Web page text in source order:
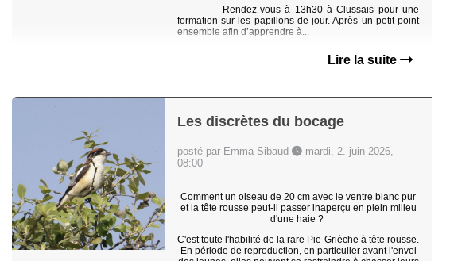
- Rendez-vous à 13h30 à Clussais pour une
formation sur les papillons de jour. Après un petit point
ensemble afin d’apprendre à...
Lire la suite
Les discrètes du bocage
posté par Emma Sibaud
mardi, 2. juin 2026,
08:00
Comment un oiseau de 20 cm avec le ventre blanc pur
et la tête rousse peut-il passer inaperçu en plein milieu
d'une haie ?
C'est toute l'habilité de la rare Pie-Grièche à tête rousse.
En période de reproduction, en particulier avant l'envol